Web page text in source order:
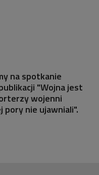
na spotkanie
"Wojna jest
wojenni
pory nie ujawniali​".